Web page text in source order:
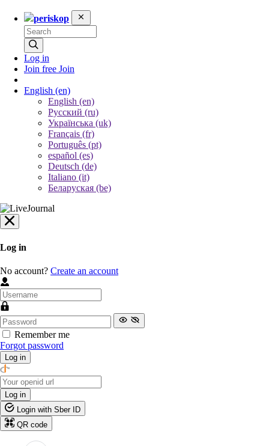
periskop
Log in
Join free Join
English (en)
English (en)
Русский (ru)
Українська (uk)
Français (fr)
Português (pt)
español (es)
Deutsch (de)
Italiano (it)
Беларуская (be)
Log in
No account? Create an account
Remember me
Forgot password
Log in
Log in
Login with Sber ID
QR code